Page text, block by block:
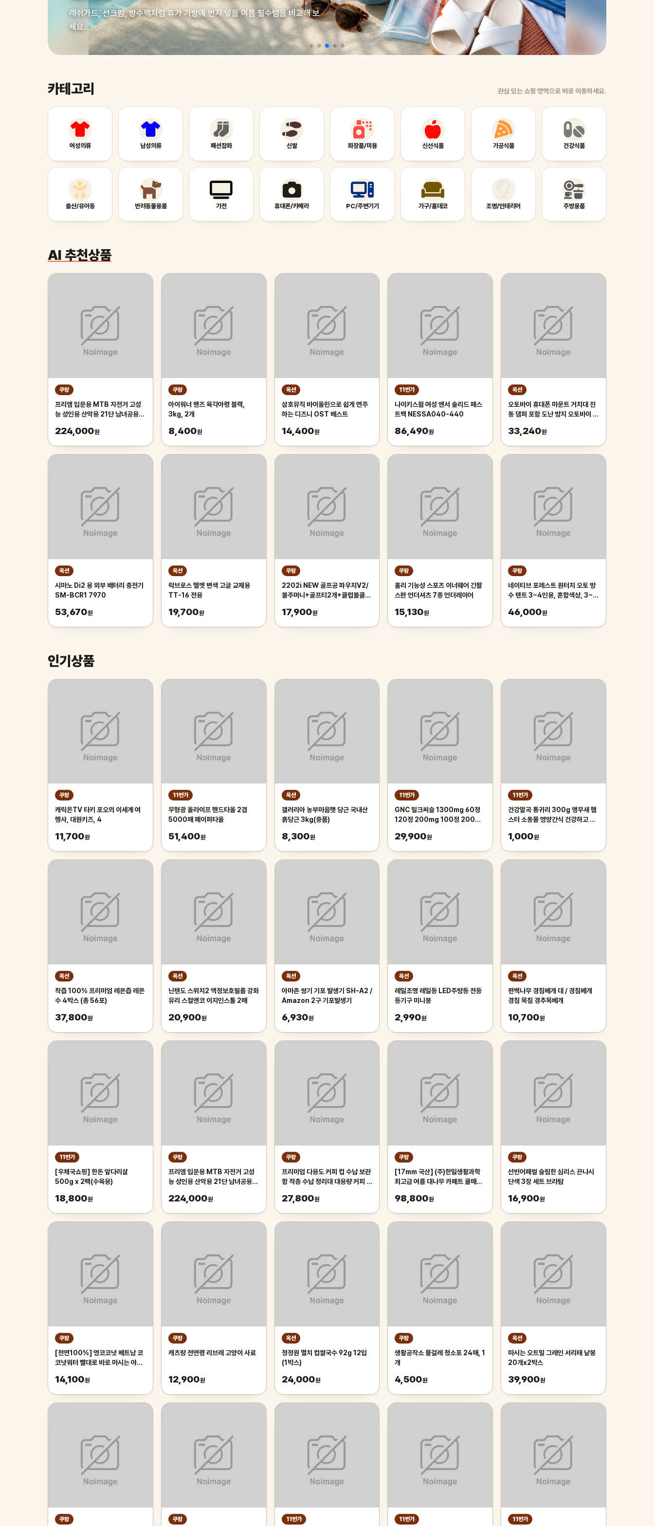
래쉬가드, 선크림, 방수팩처럼 휴가 가방에 먼저 넣을 여름 필수템을 비교해 보
세요.
카테고리 관심 있는 쇼핑 영역으로 바로 이동하세요.
여성의류 남성의류 패션잡화 신발 화장품/미용 신선식품 가공식품 건강식품
출산/유아동 반려동물용품 가전 휴대폰/카메라 PC/주변기기 가구/홈데코 조명/인테리어 주방용품
AI 추천상품
쿠팡
프리엠 입문용 MTB 자전거 고성
능 성인용 산악용 21단 남녀공용
175cm, 그레이 오렌지/21단/26
224,000원
쿠팡
아이워너 맨즈 육각아령 블랙,
3kg, 2개
8,400원
옥션
삼호뮤직 바이올린으로 쉽게 연주
하는 디즈니 OST 베스트
14,400원
11번가
나이키스윔 여성 앤서 솔리드 패스
트백 NESSA040-440
86,490원
옥션
오토바이 휴대폰 마운트 거치대 진
동 댐퍼 포함 도난 방지 오토바이 휴
33,240원
옥션
시마노 Di2 용 외부 배터리 충전기
SM-BCR1 7970
53,670원
옥션
락브로스 헬멧 변색 고글 교체용
TT-16 전용
19,700원
쿠팡
2202i NEW 골프공 파우치V2/
볼주머니+골프티2개+클럽볼클리
17,900원
쿠팡
홀리 기능성 스포츠 이너웨어 긴팔
스판 언더셔츠 7종 언더레이어
15,130원
쿠팡
네이티브 포레스트 원터치 오토 방
수 텐트 3~4인용, 혼합색상, 3~4
46,000원
인기상품
쿠팡
캐릭온TV 타키 포오의 이세계 여
행사, 대원키즈, 4
11,700원
11번가
무형광 올라이프 핸드타올 2겹
5000매 페이퍼타올
51,400원
옥션
갤러리아 농부마음햇 당근 국내산
흙당근 3kg(중품)
8,300원
11번가
GNC 밀크씨슬 1300mg 60정
120정 200mg 100정 200정
29,900원
11번가
건강알곡 통귀리 300g 앵무새 햄
스터 소동물 영양간식 건강하고 깨
1,000원
옥션
착즙 100% 프리미엄 레몬즙 레몬
수 4박스 (총 56포)
37,800원
옥션
닌텐도 스위치2 액정보호필름 강화
유리 스컬앤코 이지인스톨 2매
20,900원
옥션
아마존 쌍기 기포 발생기 SH-A2 /
Amazon 2구 기포발생기
6,930원
옥션
레일조명 레일등 LED주방등 전등
등기구 미니봉
2,990원
옥션
편백나무 경침베개 대 / 경침베개
경침 목침 경추목베개
10,700원
11번가
[우체국쇼핑] 한돈 앞다리살
500g x 2팩(수육용)
18,800원
쿠팡
프리엠 입문용 MTB 자전거 고성
능 성인용 산악용 21단 남녀공용
175cm, 그레이 오렌지/21단/26
224,000원
쿠팡
프리미엄 다용도 커피 컵 수납 보관
함 적층 수납 정리대 대용량 커피 트
27,800원
쿠팡
[17mm 국산] (주)한일생활과학
최고급 여름 대나무 카페트 쿨매트
실 침대 장판 자리_두꺼운 폭신한
98,800원
쿠팡
선빈어패럴 슬림한 심리스 끈나시
단색 3장 세트 브라탑
16,900원
쿠팡
[천연100%] 영코코넛 베트남 코
코넛워터 빨대로 바로 마시는 야자
내외(2과입)
14,100원
쿠팡
캐츠랑 전연령 리브레 고양이 사료
12,900원
옥션
청정원 멸치 컵쌀국수 92g 12입
(1박스)
24,000원
쿠팡
생활공작소 물걸레 청소포 24매, 1
개
4,500원
옥션
마시는 오트밀 그레인 서리태 낱봉
20개x2박스
39,900원
쿠팡 쿠팡 11번가 11번가 11번가